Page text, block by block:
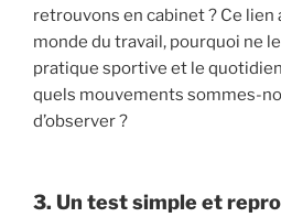
retrouvons en cabinet ? Ce lien
monde du travail, pourquoi ne
pratique sportive et le
quels mouvements sommes-
d’observer ?
3. Un test simple et